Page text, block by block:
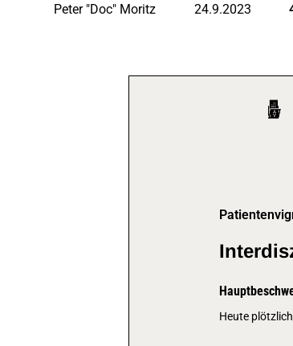
Peter "Doc" Moritz 24.9.2023
Heute